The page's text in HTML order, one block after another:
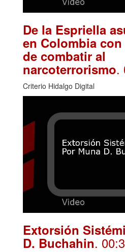
De la Espriella
en Colombia
de combatir al
narcoterrorismo.
Criterio Hidalgo Digital
Extorsión
D. Buchahin.